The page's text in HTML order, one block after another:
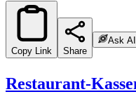
Copy Link Share
Ask AI
Restaurant-